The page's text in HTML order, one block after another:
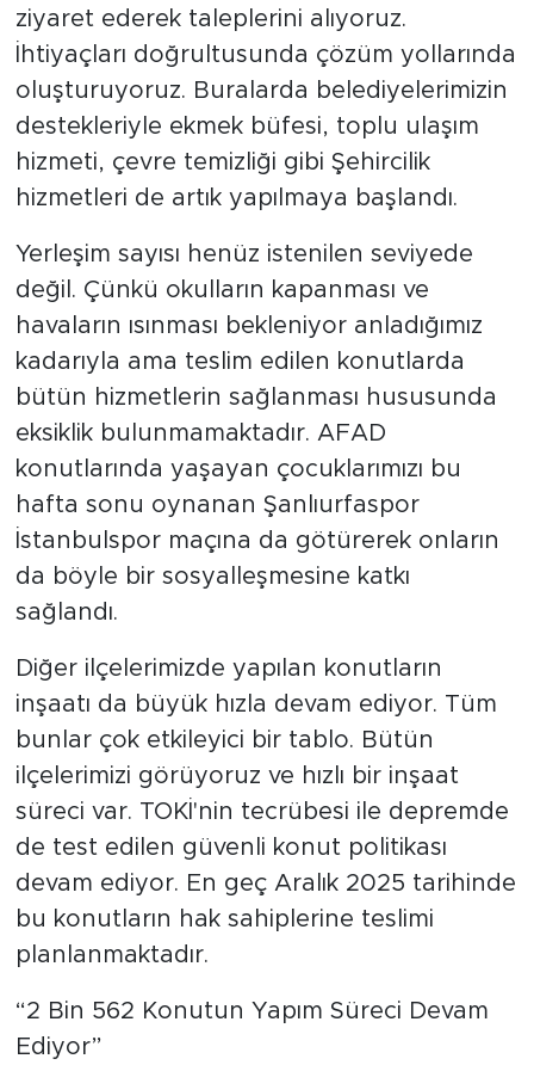
ziyaret ederek taleplerini alıyoruz.
İhtiyaçları doğrultusunda çözüm yollarında
oluşturuyoruz. Buralarda belediyelerimizin
destekleriyle ekmek büfesi, toplu ulaşım
hizmeti, çevre temizliği gibi Şehircilik
hizmetleri de artık yapılmaya başlandı.
Yerleşim sayısı henüz istenilen seviyede
değil. Çünkü okulların kapanması ve
havaların ısınması bekleniyor anladığımız
kadarıyla ama teslim edilen konutlarda
bütün hizmetlerin sağlanması hususunda
eksiklik bulunmamaktadır. AFAD
konutlarında yaşayan çocuklarımızı bu
hafta sonu oynanan Şanlıurfaspor
İstanbulspor maçına da götürerek onların
da böyle bir sosyalleşmesine katkı
sağlandı.
Diğer ilçelerimizde yapılan konutların
inşaatı da büyük hızla devam ediyor. Tüm
bunlar çok etkileyici bir tablo. Bütün
ilçelerimizi görüyoruz ve hızlı bir inşaat
süreci var. TOKİ'nin tecrübesi ile depremde
de test edilen güvenli konut politikası
devam ediyor. En geç Aralık 2025 tarihinde
bu konutların hak sahiplerine teslimi
planlanmaktadır.
“2 Bin 562 Konutun Yapım Süreci Devam
Ediyor”